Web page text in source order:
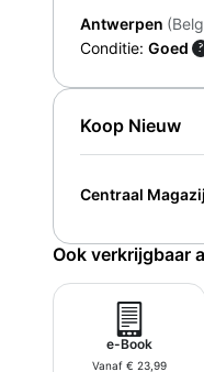
Antwerpen
Conditie: Goed ?
Koop Nieuw
Centraal
Ook verkrijgbaar
e-Book
Vanaf € 23,99